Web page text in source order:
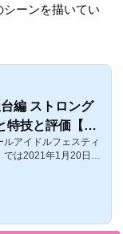
ーンを描いてい
編 ストロング
特技と評価【ラ
フェス】
ルアイドルフェスティ
は2021年1月20日1
編＞の覚醒前後画像